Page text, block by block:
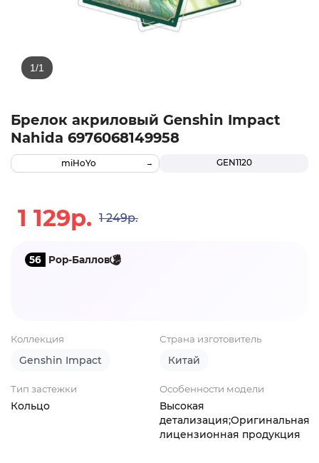
Брелок акриловый Genshin Impact
Nahida 6976068149958
GEN1120
miHoYo
1 129р. 1 249р.
56 Pop-Баллов
Коллекция
Genshin Impact
Страна изготовитель
Китай
Тип застежки
Кольцо
Особенности модели
Высокая
детализация;Оригинальная
лицензионная продукция